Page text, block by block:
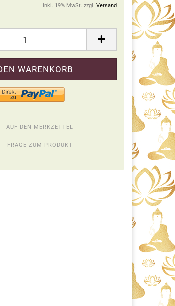
inkl. 19% MwSt. zzgl. Versand
AUF DEN MERKZETTEL
FRAGE ZUM PRODUKT